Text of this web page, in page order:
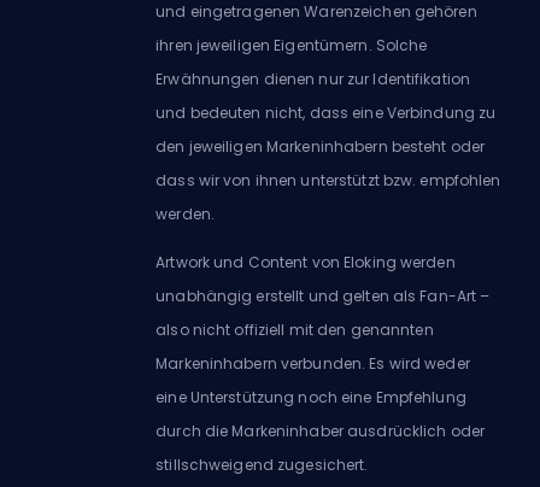
und eingetragenen Warenzeichen gehören
ihren jeweiligen Eigentümern. Solche
Erwähnungen dienen nur zur Identifikation
und bedeuten nicht, dass eine Verbindung zu
den jeweiligen Markeninhabern besteht oder
dass wir von ihnen unterstützt bzw. empfohlen
werden.
Artwork und Content von Eloking werden
unabhängig erstellt und gelten als Fan-Art –
also nicht offiziell mit den genannten
Markeninhabern verbunden. Es wird weder
eine Unterstützung noch eine Empfehlung
durch die Markeninhaber ausdrücklich oder
stillschweigend zugesichert.